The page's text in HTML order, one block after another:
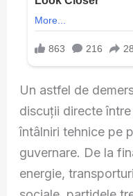
Un astfel de
discuții directe
întâlniri tehnice pe
guvernare. De la
energie,